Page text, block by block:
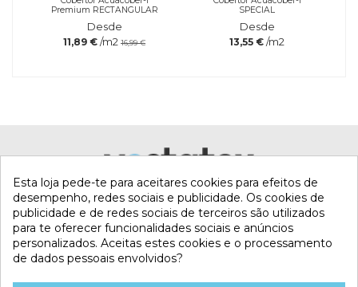
Premium RECTANGULAR
Desde
11,89 € /m2 16,99 €
SPECIAL
Desde
13,55 € /m2
Esta loja pede-te para aceitares cookies para efeitos de
desempenho, redes sociais e publicidade. Os cookies de
publicidade e de redes sociais de terceiros são utilizados
para te oferecer funcionalidades sociais e anúncios
personalizados. Aceitas estes cookies e o processamento
de dados pessoais envolvidos?